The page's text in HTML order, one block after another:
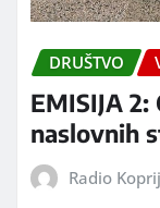
DRUŠTVO
EMISIJA
naslovnih
Radio